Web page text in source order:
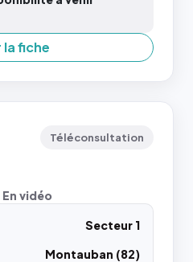
la fiche
Téléconsultation
vidéo
Secteur 1
Montauban (82)